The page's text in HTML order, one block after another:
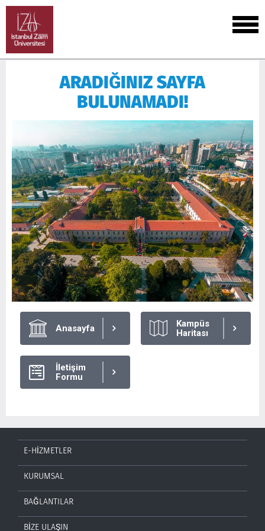
ARADIĞINIZ SAYFA
BULUNAMADI!
Anasayfa
Kampüs
Haritası
İletişim
Formu
E-HİZMETLER
KURUMSAL
BAĞLANTILAR
BİZE ULAŞIN